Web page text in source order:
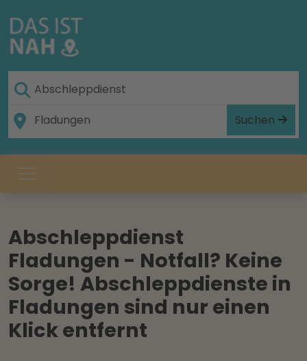
Suchen
Abschleppdienst
Fladungen - Notfall? Keine
Sorge! Abschleppdienste in
Fladungen sind nur einen
Klick entfernt